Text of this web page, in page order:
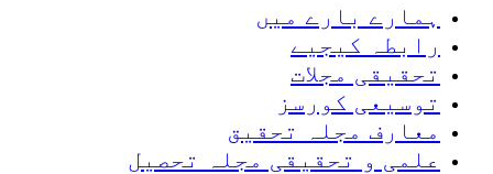
ہمارے بارے میں
رابطہ کیجیے
تحقیقی مجلات
توسیعی کورسز
معارف مجلہ تحقیق
علمی و تحقیقی مجلہ تحصیل